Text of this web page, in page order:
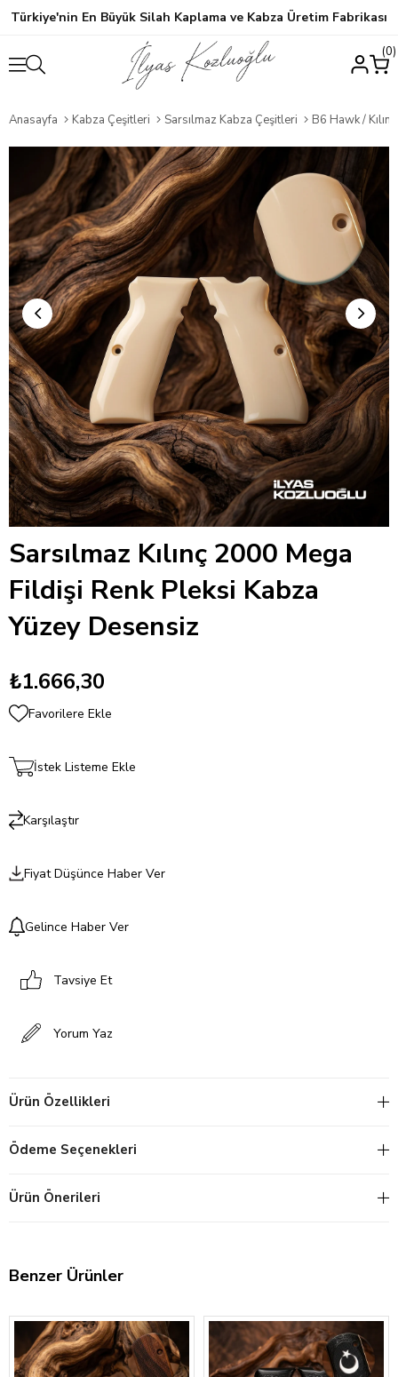
Türkiye'nin En Büyük Silah Kaplama ve Kabza Üretim Fabrikası
0
Anasayfa Kabza Çeşitleri Sarsılmaz Kabza Çeşitleri B6 Hawk /
Sarsılmaz Kılınç 2000 Mega
Fildişi Renk Pleksi Kabza
Yüzey Desensiz
₺1.666,30
Favorilere Ekle
İstek Listeme Ekle
Karşılaştır
Fiyat Düşünce Haber Ver
Gelince Haber Ver
Tavsiye Et
Yorum Yaz
Ürün Özellikleri
Ödeme Seçenekleri
Ürün Önerileri
Benzer Ürünler